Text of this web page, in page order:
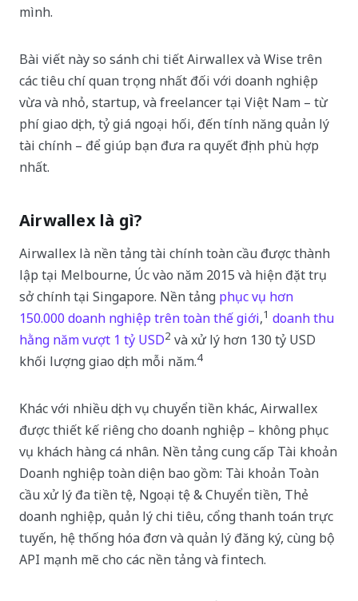
mình.
Bài viết này so sánh chi tiết Airwallex và Wise trên
các tiêu chí quan trọng nhất đối với doanh nghiệp
vừa và nhỏ, startup, và freelancer tại Việt Nam – từ
phí giao dịch, tỷ giá ngoại hối, đến tính năng quản lý
tài chính – để giúp bạn đưa ra quyết định phù hợp
nhất.
Airwallex là gì?
Airwallex là nền tảng tài chính toàn cầu được thành
lập tại Melbourne, Úc vào năm 2015 và hiện đặt trụ
sở chính tại Singapore. Nền tảng phục vụ hơn
150.000 doanh nghiệp trên toàn thế giới,1 doanh thu
hằng năm vượt 1 tỷ USD2 và xử lý hơn 130 tỷ USD
khối lượng giao dịch mỗi năm.4
Khác với nhiều dịch vụ chuyển tiền khác, Airwallex
được thiết kế riêng cho doanh nghiệp – không phục
vụ khách hàng cá nhân. Nền tảng cung cấp Tài khoản
Doanh nghiệp toàn diện bao gồm: Tài khoản Toàn
cầu xử lý đa tiền tệ, Ngoại tệ & Chuyển tiền, Thẻ
doanh nghiệp, quản lý chi tiêu, cổng thanh toán trực
tuyến, hệ thống hóa đơn và quản lý đăng ký, cùng bộ
API mạnh mẽ cho các nền tảng và fintech.